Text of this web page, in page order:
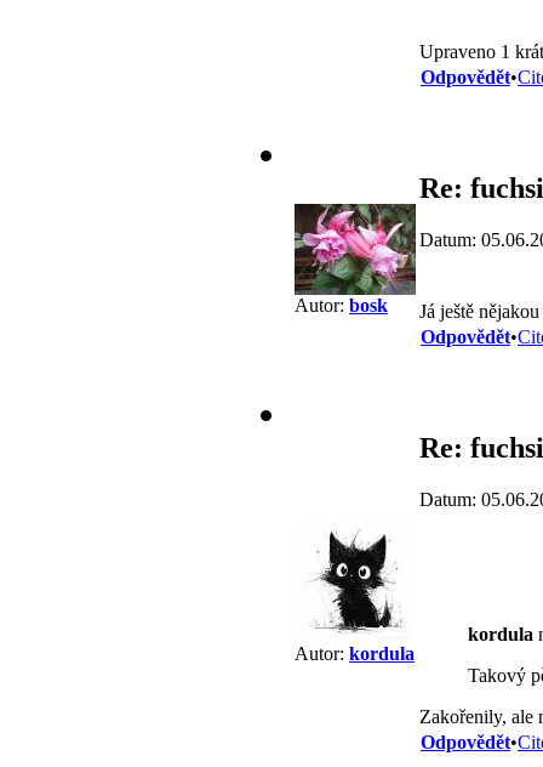
Upraveno 1
Odpovědět•
Autor: bosk
Re:
Datum:
Já ještě
Odpovědět•
Autor: kordula
Re:
Datum:
kordula
Takový
Zakořenily, ale
Odpovědět•